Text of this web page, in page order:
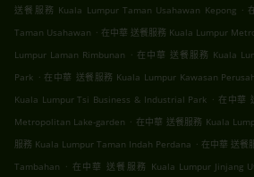
送餐服務 Kuala Lumpur Taman Usahawan Kepong .
Taman Usahawan . 在中華 送餐服務 Kuala Lumpur
Lumpur Laman Rimbunan . 在中華 送餐服務 Kuala
Park . 在中華 送餐服務 Kuala Lumpur Kawasan
Kuala Lumpur Tsi Business & Industrial Park . 在中華
Metropolitan Lake-garden . 在中華 送餐服務 Kuala
服務 Kuala Lumpur Taman Indah Perdana . 在中華 送餐
Tambahan . 在中華 送餐服務 Kuala Lumpur Jinjang